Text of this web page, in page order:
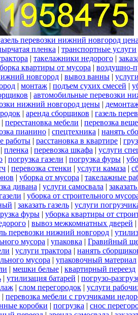
перевозки нижний новгород
пленка | транспортные услуги
| такелажники недорого |
квартиры от мусора | воздушно-
новгород | вывоз ванны |
| монтаж | подъем сухих смесей |
| автомобильные перевозки
нижний новгород цены |
| аренда сборщиков | газель
| перестановка мебели | перевозка
пианино | спецтехника | нанять
работы | расстановка в квартире |
| пленка | перевозка шкафа | услуги
| погрузка газели | погрузка фуры |
| перевозка стенки | услуги камаза |
| уборка от мусора | такелажные
дивана | услуги самосвала |
| уборка от строительного
| заказать газель | услуги
фуры | уборка квартиры от
| вывоз межкомнатных дверей |
перевозки нижний новгород |
мусора | упаковка | Гравийный
| услуги трактора | нанять
мусора | упаковочный материал
| мешки белые | квартирный переезд
| утилизация батарей | погрузо-
| слом перегородок | услуги
| перевозка мебели с грузчиками
коробки | погрузка | снос